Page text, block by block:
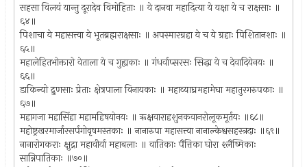
सहसा विलयं यान्तु दूरादेव विमोहिताः ॥ ये दानवा महादित्या ये यक्षा ये च राक्षसाः ॥
६४॥
पिशाचा ये महासत्त्वा ये भूतब्रह्मराक्षसाः ॥ अपस्मारग्रहा ये च ये ग्रहाः पिशितानशाः ॥
६५॥
महालेहितभोक्तारो वेताला ये च गुह्यकाः ॥ गंधर्वाप्सरसः सिद्धा ये च देवादियेनयः ॥
६६॥
डाकिन्यो द्रुणसाः प्रेताः क्षेत्रपाला विनायकाः ॥ महाव्याघ्रमहामेघा महातुरगरुपकाः ॥
६७॥
महागजा महासिंहा महामहिषयोनयः ॥ ऋक्षवाराहशुनकवानरोलूकमूर्तयः ॥६८॥
महोष्ट्रखरमार्जारसर्पगोवृषमस्तकाः ॥ नानारुपा महासत्त्वा नानाल्केश्वसहस्त्रदाः ॥६९॥
नानारोगकराः क्षुद्रा महावीर्या महाबलाः ॥ वातिकाः पैत्तिका घोरा श्लैष्मिकाः
सान्निपातिकाः ॥७०॥